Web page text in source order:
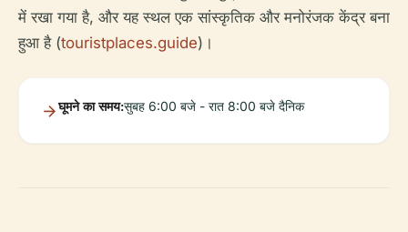
में रखा गया है, और यह स्थल एक सांस्कृतिक और मनोरंजक केंद्र बना
हुआ है (touristplaces.guide)।
घूमने का समय:सुबह 6:00 बजे - रात 8:00 बजे दैनिक